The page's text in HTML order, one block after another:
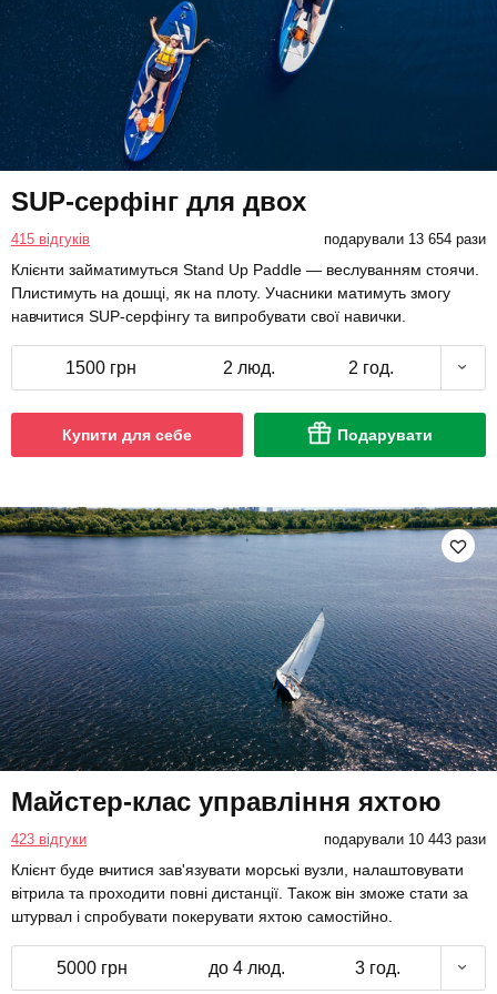
SUP-серфінг для двох
415 відгуків подарували 13 654 рази
Клієнти займатимуться Stand Up Paddle — веслуванням стоячи.
Плистимуть на дошці, як на плоту. Учасники матимуть змогу
навчитися SUP-серфінгу та випробувати свої навички.
1500 грн 2 люд. 2 год.
Купити для себе Подарувати
Майстер-клас управління яхтою
423 відгуки подарували 10 443 рази
Клієнт буде вчитися зав'язувати морські вузли, налаштовувати
вітрила та проходити повні дистанції. Також він зможе стати за
штурвал і спробувати покерувати яхтою самостійно.
5000 грн до 4 люд. 3 год.